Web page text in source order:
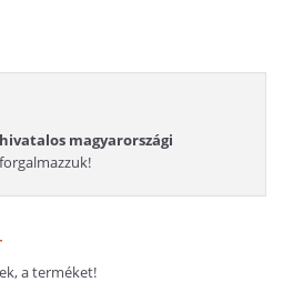
hivatalos magyarországi
forgalmazzuk!
a terméket!